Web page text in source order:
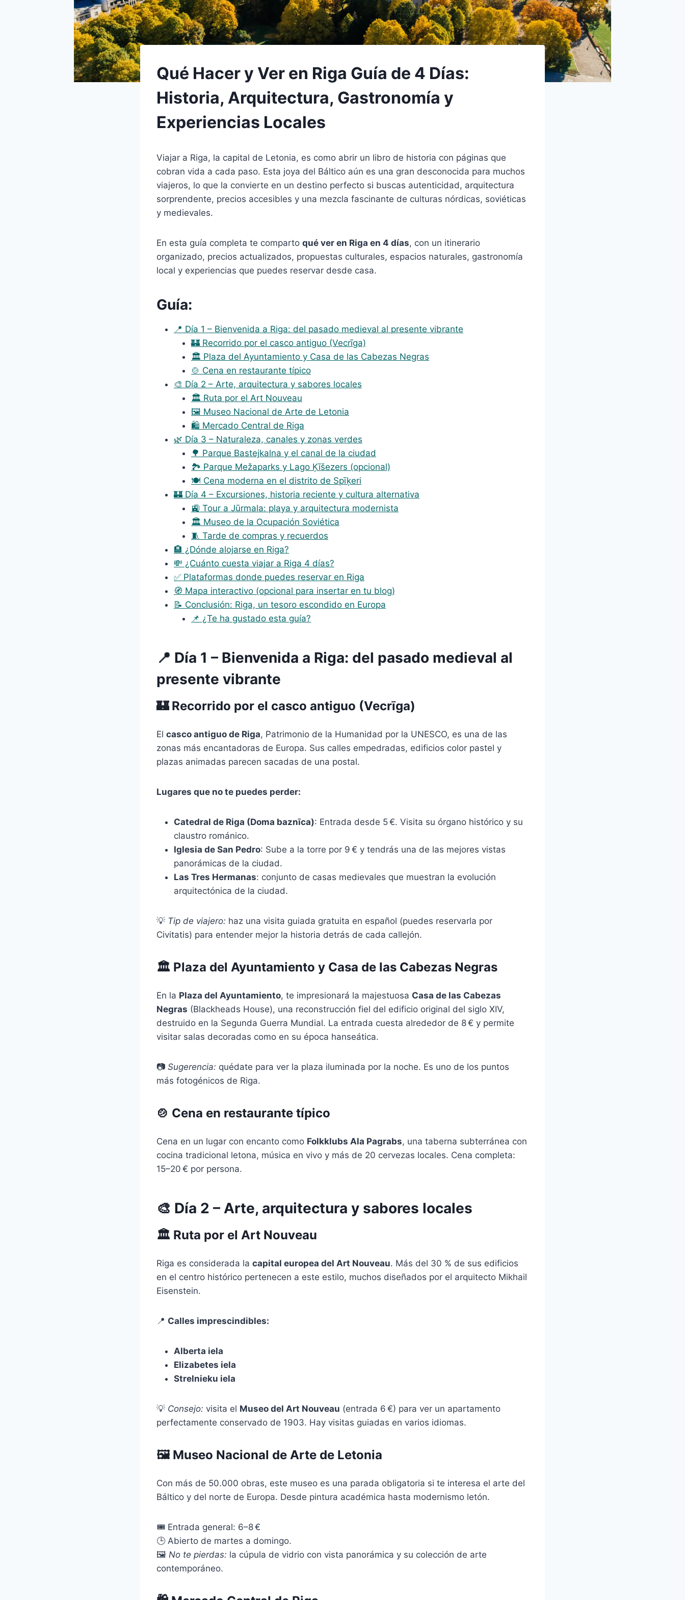
Qué Hacer y Ver en Riga Guía de 4 Días:
Historia, Arquitectura, Gastronomía y
Experiencias Locales
Viajar a Riga, la capital de Letonia, es como abrir un libro de historia con páginas que
cobran vida a cada paso. Esta joya del Báltico aún es una gran desconocida para muchos
viajeros, lo que la convierte en un destino perfecto si buscas autenticidad, arquitectura
sorprendente, precios accesibles y una mezcla fascinante de culturas nórdicas, soviéticas
y medievales.
En esta guía completa te comparto qué ver en Riga en 4 días, con un itinerario
organizado, precios actualizados, propuestas culturales, espacios naturales, gastronomía
local y experiencias que puedes reservar desde casa.
Guía:
📍 Día 1 – Bienvenida a Riga: del pasado medieval al presente vibrante
🏰 Recorrido por el casco antiguo (Vecrīga)
🏛 Plaza del Ayuntamiento y Casa de las Cabezas Negras
🍲 Cena en restaurante típico
🎨 Día 2 – Arte, arquitectura y sabores locales
🏛 Ruta por el Art Nouveau
🖼 Museo Nacional de Arte de Letonia
🛍 Mercado Central de Riga
🌿 Día 3 – Naturaleza, canales y zonas verdes
🌳 Parque Bastejkalna y el canal de la ciudad
🏞 Parque Mežaparks y Lago Ķīšezers (opcional)
🍽 Cena moderna en el distrito de Spīķeri
🏰 Día 4 – Excursiones, historia reciente y cultura alternativa
🚉 Tour a Jūrmala: playa y arquitectura modernista
🏛 Museo de la Ocupación Soviética
🧵 Tarde de compras y recuerdos
🏨 ¿Dónde alojarse en Riga?
💸 ¿Cuánto cuesta viajar a Riga 4 días?
✅ Plataformas donde puedes reservar en Riga
🧭 Mapa interactivo (opcional para insertar en tu blog)
📝 Conclusión: Riga, un tesoro escondido en Europa
📌 ¿Te ha gustado esta guía?
📍 Día 1 – Bienvenida a Riga: del pasado medieval al
presente vibrante
🏰 Recorrido por el casco antiguo (Vecrīga)
El casco antiguo de Riga, Patrimonio de la Humanidad por la UNESCO, es una de las
zonas más encantadoras de Europa. Sus calles empedradas, edificios color pastel y
plazas animadas parecen sacadas de una postal.
Lugares que no te puedes perder:
Catedral de Riga (Doma baznīca): Entrada desde 5 €. Visita su órgano histórico y su
claustro románico.
Iglesia de San Pedro: Sube a la torre por 9 € y tendrás una de las mejores vistas
panorámicas de la ciudad.
Las Tres Hermanas: conjunto de casas medievales que muestran la evolución
arquitectónica de la ciudad.
💡 Tip de viajero: haz una visita guiada gratuita en español (puedes reservarla por
Civitatis) para entender mejor la historia detrás de cada callejón.
🏛 Plaza del Ayuntamiento y Casa de las Cabezas Negras
En la Plaza del Ayuntamiento, te impresionará la majestuosa Casa de las Cabezas
Negras (Blackheads House), una reconstrucción fiel del edificio original del siglo XIV,
destruido en la Segunda Guerra Mundial. La entrada cuesta alrededor de 8 € y permite
visitar salas decoradas como en su época hanseática.
📷 Sugerencia: quédate para ver la plaza iluminada por la noche. Es uno de los puntos
más fotogénicos de Riga.
🍲 Cena en restaurante típico
Cena en un lugar con encanto como Folkklubs Ala Pagrabs, una taberna subterránea con
cocina tradicional letona, música en vivo y más de 20 cervezas locales. Cena completa:
15–20 € por persona.
🎨 Día 2 – Arte, arquitectura y sabores locales
🏛 Ruta por el Art Nouveau
Riga es considerada la capital europea del Art Nouveau. Más del 30 % de sus edificios
en el centro histórico pertenecen a este estilo, muchos diseñados por el arquitecto Mikhail
Eisenstein.
📍 Calles imprescindibles:
Alberta iela
Elizabetes iela
Strelnieku iela
💡 Consejo: visita el Museo del Art Nouveau (entrada 6 €) para ver un apartamento
perfectamente conservado de 1903. Hay visitas guiadas en varios idiomas.
🖼 Museo Nacional de Arte de Letonia
Con más de 50.000 obras, este museo es una parada obligatoria si te interesa el arte del
Báltico y del norte de Europa. Desde pintura académica hasta modernismo letón.
🎟 Entrada general: 6–8 €
🕒 Abierto de martes a domingo.
🖼 No te pierdas: la cúpula de vidrio con vista panorámica y su colección de arte
contemporáneo.